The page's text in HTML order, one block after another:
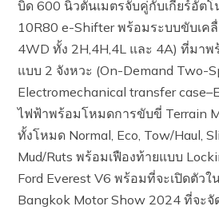
บิด 600 นิวตันเมตรจับคู่กับเกียร์อัต
10R80 e-Shifter พร้อมระบบขับเค
4WD ทั้ง 2H,4H,4L และ 4A) ที่มาพ
แบบ 2 จังหวะ (On-Demand Two-
Electromechanical transfer
ไฟฟ้าพร้อมโหมดการขับขี่ Terrain
ทั้งโหมด Normal, Eco, Tow/Haul,
Mud/Ruts พร้อมเฟืองท้ายแบบ
Ford Everest V6 พร้อมที่จะเปิดตัว
Bangkok Motor Show 2024 ที่จะ